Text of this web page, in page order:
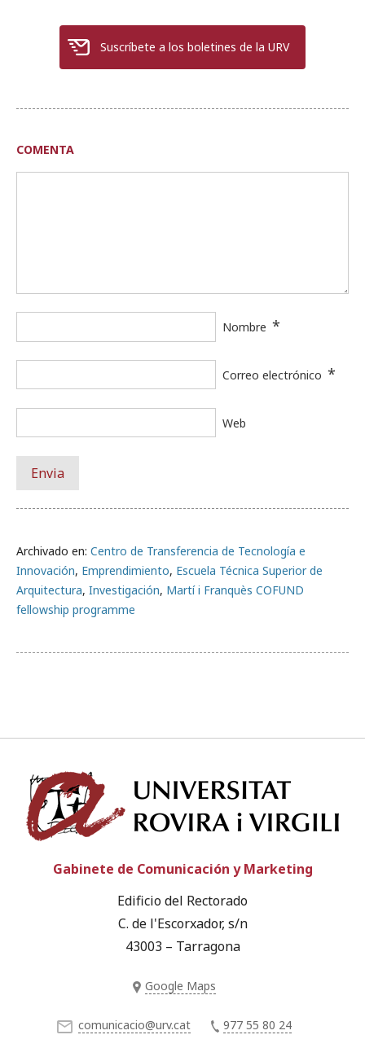
Suscríbete a los boletines de la URV
Archivado en: Centro de Transferencia de Tecnología e
Innovación, Emprendimiento, Escuela Técnica Superior de
Arquitectura, Investigación, Martí i Franquès COFUND
fellowship programme
COMENTA
Nombre *
Correo electrónico *
Web
Gabinete de Comunicación y Marketing
Edificio del Rectorado
C. de l'Escorxador, s/n
43003 – Tarragona
Google Maps
comunicacio@urv.cat 977 55 80 24